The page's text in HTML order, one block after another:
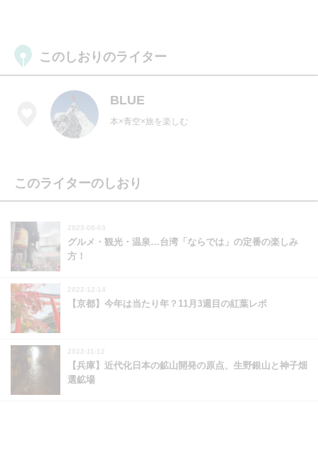
このしおりのライター
BLUE
本×青空×旅を楽しむ
このライターのしおり
2023-08-03
グルメ・観光・温泉…台湾「ならでは」の定番の楽しみ
方！
2022-12-14
【京都】今年は当たり年？11月3週目の紅葉レポ
2022-11-12
【兵庫】近代化日本の鉱山開発の原点、生野銀山と神子畑
選鉱場